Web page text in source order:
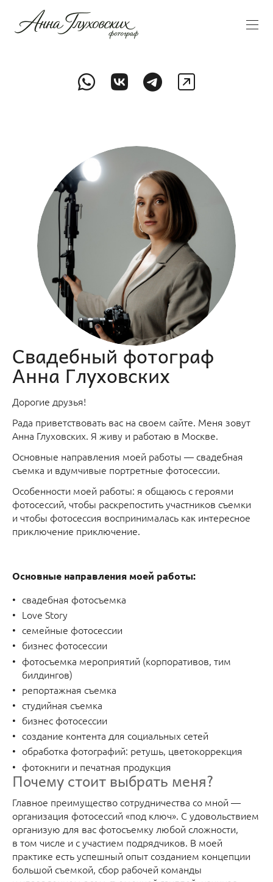
Свадебный фотограф
Анна Глуховских
Дорогие друзья!
Рада приветствовать вас на своем сайте. Меня зовут
Анна Глуховских. Я живу и работаю в Москве.
Основные направления моей работы — свадебная
съемка и вдумчивые портретные фотосессии.
Особенности моей работы: я общаюсь с героями
фотосессий, чтобы раскрепостить участников съемки
и чтобы фотосессия воспринималась как интересное
приключение приключение.
Основные направления моей работы:
свадебная фотосъемка
Love Story
семейные фотосессии
бизнес фотосессии
фотосъемка мероприятий (корпоративов, тим
билдингов)
репортажная съемка
студийная съемка
бизнес фотосессии
создание контента для социальных сетей
обработка фотографий: ретушь, цветокоррекция
фотокниги и печатная продукция
Почему стоит выбрать меня?
Главное преимущество сотрудничества со мной —
организация фотосессий «под ключ». С удовольствием
организую для вас фотосъемку любой сложности,
в том числе и с участием подрядчиков. В моей
практике есть успешный опыт созданием концепции
большой съемкой, сбор рабочей команды